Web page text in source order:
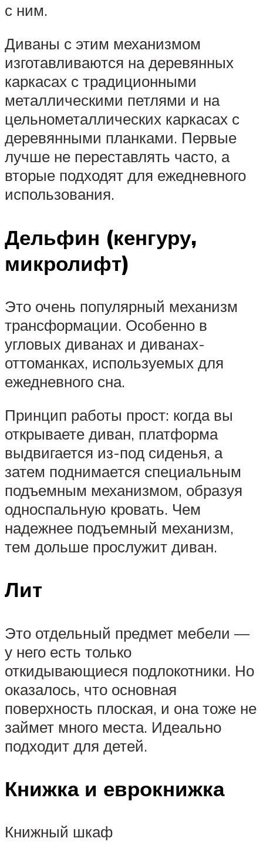
с ним.
Диваны с этим механизмом
изготавливаются на деревянных
каркасах с традиционными
металлическими петлями и на
цельнометаллических каркасах с
деревянными планками. Первые
лучше не переставлять часто, а
вторые подходят для ежедневного
использования.
Дельфин (кенгуру,
микролифт)
Это очень популярный механизм
трансформации. Особенно в
угловых диванах и диванах-
оттоманках, используемых для
ежедневного сна.
Принцип работы прост: когда вы
открываете диван, платформа
выдвигается из-под сиденья, а
затем поднимается специальным
подъемным механизмом, образуя
односпальную кровать. Чем
надежнее подъемный механизм,
тем дольше прослужит диван.
Лит
Это отдельный предмет мебели —
у него есть только
откидывающиеся подлокотники. Но
оказалось, что основная
поверхность плоская, и она тоже не
займет много места. Идеально
подходит для детей.
Книжка и еврокнижка
Книжный шкаф